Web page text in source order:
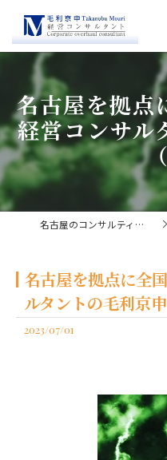
名古屋を拠点
経営コンサル
名古屋のコンサルティングなら経営コンサルタント毛利京申
名古屋を拠点に全
ルタントの毛利京
2023/07/01